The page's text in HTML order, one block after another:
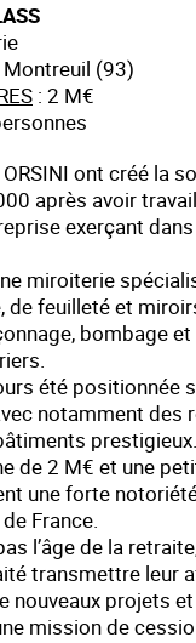
Montreuil (93)
: 2 M€
ont créé la
après avoir
exerçant
miroiterie
de feuilleté et
bombage
été positionnée
notamment des
prestigieux.
de 2 M€ et une
une forte
France.
l’âge de la
transmettre leur
nouveaux projets
mission de